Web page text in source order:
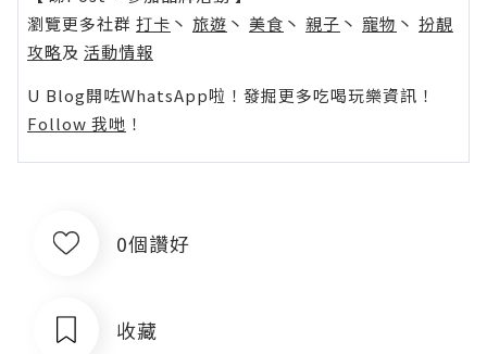
瀏覽更多社群 打卡 丶 旅遊 丶 美食 丶 親子 丶 寵物 丶 扮靚
攻略及 活動情報
U Blog開咗WhatsApp啦！發掘更多吃喝玩樂資訊！
Follow 我哋 ！
0個讚好
收藏